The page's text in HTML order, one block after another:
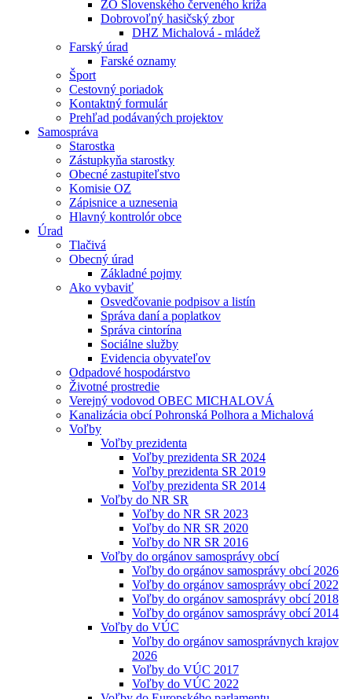
ZO Slovenského červeného kríža
Dobrovoľný hasičský zbor
DHZ Michalová - mládež
Farský úrad
Farské oznamy
Šport
Cestovný poriadok
Kontaktný formulár
Prehľad podávaných projektov
Samospráva
Starostka
Zástupkyňa starostky
Obecné zastupiteľstvo
Komisie OZ
Zápisnice a uznesenia
Hlavný kontrolór obce
Úrad
Tlačivá
Obecný úrad
Základné pojmy
Ako vybaviť
Osvedčovanie podpisov a listín
Správa daní a poplatkov
Správa cintorína
Sociálne služby
Evidencia obyvateľov
Odpadové hospodárstvo
Životné prostredie
Verejný vodovod OBEC MICHALOVÁ
Kanalizácia obcí Pohronská Polhora a Michalová
Voľby
Voľby prezidenta
Voľby prezidenta SR 2024
Voľby prezidenta SR 2019
Voľby prezidenta SR 2014
Voľby do NR SR
Voľby do NR SR 2023
Voľby do NR SR 2020
Voľby do NR SR 2016
Voľby do orgánov samosprávy obcí
Voľby do orgánov samosprávy obcí 2026
Voľby do orgánov samosprávy obcí 2022
Voľby do orgánov samosprávy obcí 2018
Voľby do orgánov samosprávy obcí 2014
Voľby do VÚC
Voľby do orgánov samosprávnych krajov
2026
Voľby do VÚC 2017
Voľby do VÚC 2022